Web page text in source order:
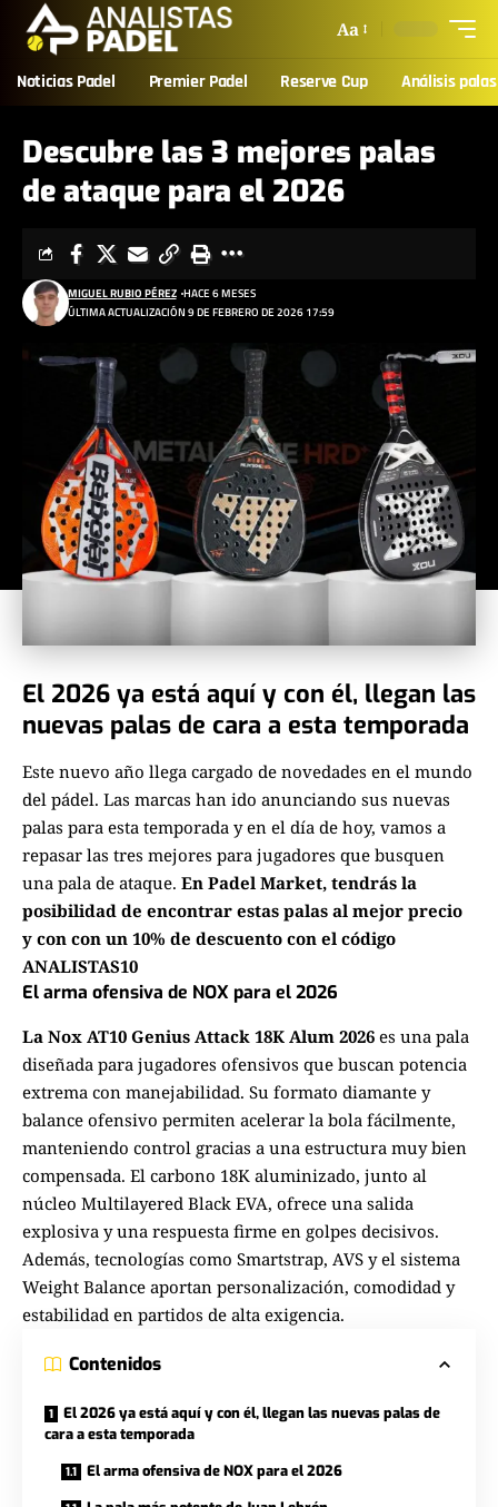
Aa
Noticias Padel Premier Padel Reserve Cup Análisis palas
Descubre las 3 mejores palas
de ataque para el 2026
ÚLTIMA ACTUALIZACIÓN 9 DE FEBRERO DE 2026 17:59
MIGUEL RUBIO PÉREZ HACE 6 MESES
El 2026 ya está aquí y con él, llegan las
nuevas palas de cara a esta temporada
Este nuevo año llega cargado de novedades en el mundo
del pádel. Las marcas han ido anunciando sus nuevas
palas para esta temporada y en el día de hoy, vamos a
repasar las tres mejores para jugadores que busquen
una pala de ataque. En Padel Market, tendrás la
posibilidad de encontrar estas palas al mejor precio
y con con un 10% de descuento con el código
ANALISTAS10
El arma ofensiva de NOX para el 2026
La Nox AT10 Genius Attack 18K Alum 2026 es una pala
diseñada para jugadores ofensivos que buscan potencia
extrema con manejabilidad. Su formato diamante y
balance ofensivo permiten acelerar la bola fácilmente,
manteniendo control gracias a una estructura muy bien
compensada. El carbono 18K aluminizado, junto al
núcleo Multilayered Black EVA, ofrece una salida
explosiva y una respuesta firme en golpes decisivos.
Además, tecnologías como Smartstrap, AVS y el sistema
Weight Balance aportan personalización, comodidad y
estabilidad en partidos de alta exigencia.
Contenidos
El 2026 ya está aquí y con él, llegan las nuevas palas de
cara a esta temporada
El arma ofensiva de NOX para el 2026